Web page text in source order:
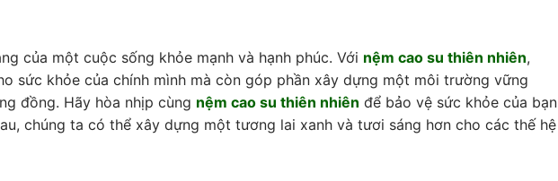
của một cuộc sống khỏe mạnh và hạnh phúc. Với nệm cao su thiên nhiên,
sức khỏe của chính mình mà còn góp phần xây dựng một môi trường vững
đồng. Hãy hòa nhịp cùng nệm cao su thiên nhiên để bảo vệ sức khỏe của bạn
chúng ta có thể xây dựng một tương lai xanh và tươi sáng hơn cho các thế hệ